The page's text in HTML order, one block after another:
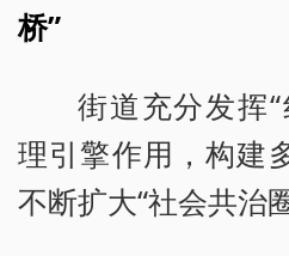
桥”
街道充分发挥
理引擎作用，构建
不断扩大“社会共治圈